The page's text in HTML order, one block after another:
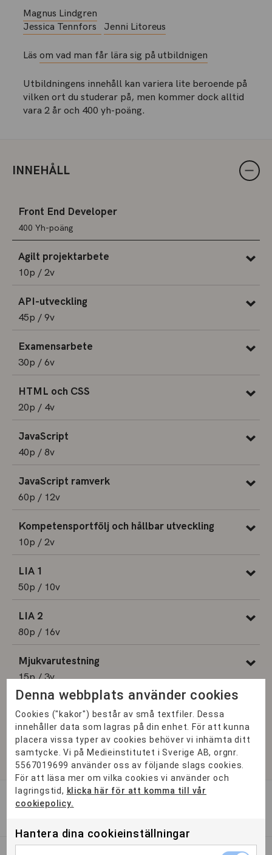
Magnus Lindgren
Jessica Tennfors
Jenni Litoreus
Läs om vad man får lära sig på utbildnigen
Utbildningens innehåll kan variera lite beroende på
vilken ort du studerar på, men kommer dock alltid
vara 2 år och 400 yh-poäng.
INNEHÅLL
Front End Developer
400 Yh-poäng
Agilt projektarbete
10p / 2v
API-utveckling
45p / 9v
Examensarbete
30p / 6v
HTML och CSS
20p / 4v
JavaScript
40p / 8v
JavaScript ramverk
60p / 12v
Kompetensportfölj och hållbar utveckling
10p / 2v
LIA 1
50p / 10v
LIA 2
80p / 16v
Mjukvarutestning
15p / 3v
UX och tillgänglighet
25p / 5v
Verktyg, AI och hållbar kod
15p / 3v
BEHÖRIGHET
Denna webbplats använder cookies
Cookies ("kakor") består av små textfiler. Dessa
innehåller data som lagras på din enhet. För att kunna
placera vissa typer av cookies behöver vi inhämta ditt
samtycke. Vi på Medieinstitutet i Sverige AB, orgnr.
5567019699 använder oss av följande slags cookies.
För att läsa mer om vilka cookies vi använder och
lagringstid, klicka här för att komma till vår
cookiepolicy.
Hantera dina cookieinställningar